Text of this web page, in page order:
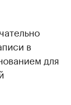
в
для